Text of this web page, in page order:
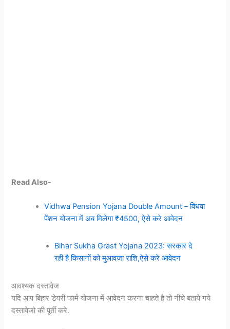
Read Also-
Vidhwa Pension Yojana Double Amount – विधवा
पेंशन योजना में अब मिलेगा ₹4500, ऐसे करे आवेदन
Bihar Sukha Grast Yojana 2023: सरकार दे
रही है किसानों को मुआवजा राशि,ऐसे करे आवेदन
आवश्यक दस्तावेज
यदि आप बिहार डेयरी फार्म योजना में आवेदन करना चाहते है तो नीचे बताये गये
दस्तावेजो की पूर्ती करे.